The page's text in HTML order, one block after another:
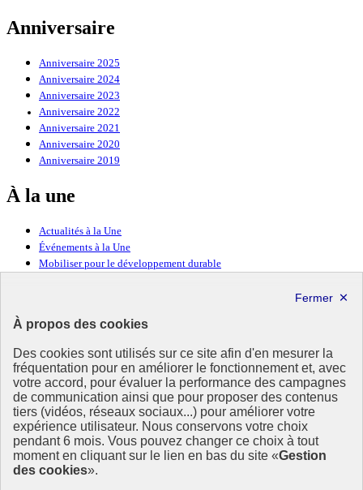
À propos des cookies
Des cookies sont utilisés sur ce site afin d'en mesurer la
fréquentation pour en améliorer le fonctionnement et, avec
votre accord, pour évaluer la performance des campagnes
de communication ainsi que pour proposer des contenus
tiers (vidéos, réseaux sociaux...) pour améliorer votre
expérience utilisateur. Nous conservons votre choix
pendant 6 mois. Vous pouvez changer ce choix à tout
moment en cliquant sur le lien en bas du site «Gestion
des cookies».
Anniversaire
Anniversaire 2025
Anniversaire 2024
Anniversaire 2023
Anniversaire 2022
Anniversaire 2021
Anniversaire 2020
Anniversaire 2019
À la une
Actualités à la Une
Événements à la Une
Mobiliser pour le développement durable
Ressources
Ressources
La Méth’ODD
Gouvernement
Ce site propose l’information de référence concernant l’Agenda
2030 et la feuille de route de la France. Il valorise la mobilisation de
tous les acteurs.